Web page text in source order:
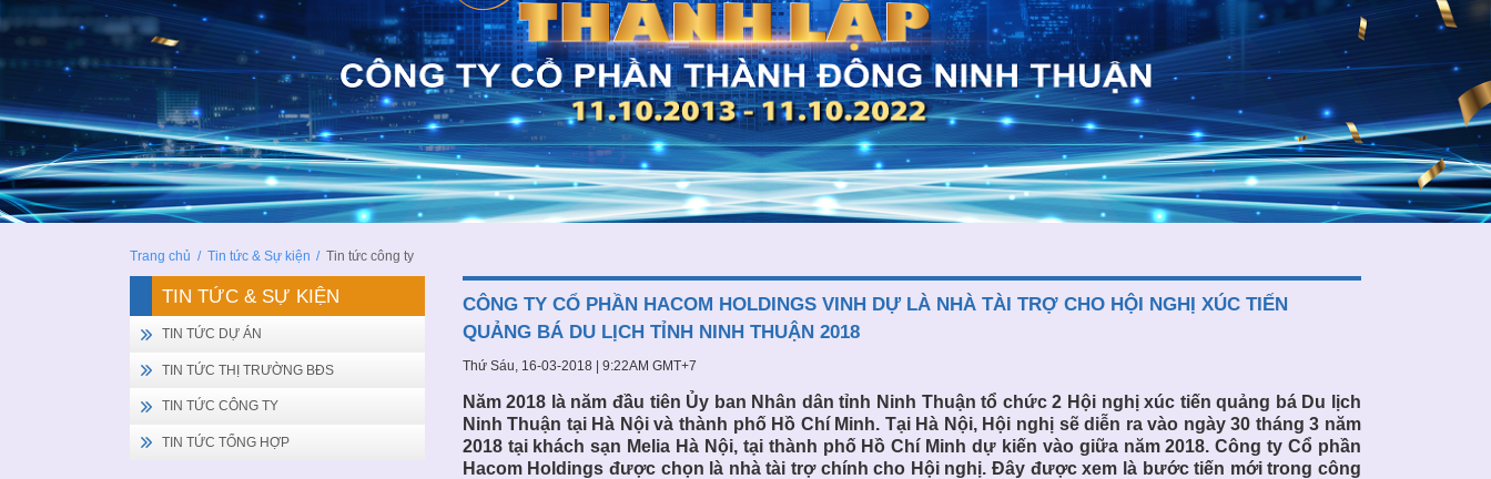
Trang chủ / Tin tức & Sự kiện / Tin tức công ty
CÔNG TY CỔ PHẦN HACOM HOLDINGS VINH DỰ LÀ NHÀ TÀI TRỢ CHO HỘI NGHỊ XÚC TIẾN
QUẢNG BÁ DU LỊCH TỈNH NINH THUẬN 2018
Thứ Sáu, 16-03-2018 | 9:22AM GMT+7
Năm 2018 là năm đầu tiên Ủy ban Nhân dân tỉnh Ninh Thuận tổ chức 2 Hội nghị xúc tiến quảng bá Du lịch
Ninh Thuận tại Hà Nội và thành phố Hồ Chí Minh. Tại Hà Nội, Hội nghị sẽ diễn ra vào ngày 30 tháng 3 năm
2018 tại khách sạn Melia Hà Nội, tại thành phố Hồ Chí Minh dự kiến vào giữa năm 2018. Công ty Cổ phần
Hacom Holdings được chọn là nhà tài trợ chính cho Hội nghị. Đây được xem là bước tiến mới trong công
TIN TỨC & SỰ KIỆN
TIN TỨC DỰ ÁN
TIN TỨC THỊ TRƯỜNG BĐS
TIN TỨC CÔNG TY
TIN TỨC TỔNG HỢP